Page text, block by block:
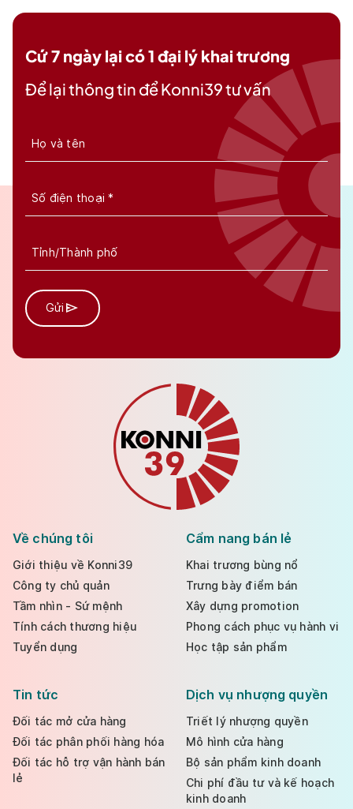
Cứ 7 ngày lại có 1 đại lý khai trương
Để lại thông tin để Konni39 tư vấn
Gửi
Về chúng tôi
Giới thiệu về Konni39
Công ty chủ quản
Tầm nhìn - Sứ mệnh
Tính cách thương hiệu
Tuyển dụng
Cẩm nang bán lẻ
Khai trương bùng nổ
Trưng bày điểm bán
Xây dựng promotion
Phong cách phục vụ hành vi
Học tập sản phẩm
Tin tức
Đối tác mở cửa hàng
Đối tác phân phối hàng hóa
Đối tác hỗ trợ vận hành bán
lẻ
Dịch vụ nhượng quyền
Triết lý nhượng quyền
Mô hình cửa hàng
Bộ sản phẩm kinh doanh
Chi phí đầu tư và kế hoạch
kinh doanh